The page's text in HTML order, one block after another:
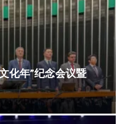
化年”纪念会议暨